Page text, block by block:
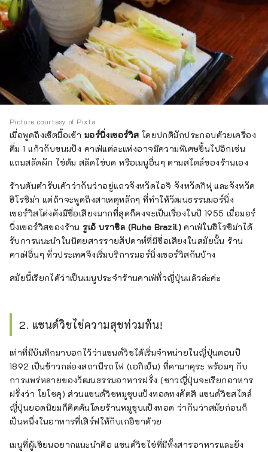
Picture courtesy of Pixta
เมื่อพูดถึงเซ็ตมื้อเช้า มอร์นิ่งเซอร์วิส โดยปกติมักประกอบด้วยเครื่อง
ดื่ม 1 แก้วกับขนมปัง คาเฟ่แต่ละแห่งอาจมีความพิเศษขึ้นไปอีกเช่น
แถมสลัดผัก ไข่ต้ม สลัดไข่บด หรือเมนูอื่นๆ ตามสไตล์ของร้านเอง
ร้านต้นตำรับเค้าว่ากันว่าอยู่แถวจังหวัดไอจิ จังหวัดกิฟุ และจังหวัด
ฮิโรชิม่า แต่ถ้าจะพูดถึงสาเหตุหลักๆ ที่ทำให้วัฒนธรรมมอร์นิ่ง
เซอร์วิสโด่งดังมีชื่อเสียงมากที่สุดก็คงจะเป็นเรื่องในปี 1955 เมื่อมอร์
นิ่งเซอร์วิสของร้าน รูเอ้ บราซิล (Ruhe Brazil)คาเฟ่ในฮิโรชิม่าได้
รับการแนะนำในนิตยสารรายสัปดาห์ที่มีชื่อเสียงในสมัยนั้น ร้าน
คาเฟ่อื่นๆ ทั่วประเทศจึงเริ่มบริการมอร์นิ่งเซอร์วิสกันบ้าง
สมัยนี้เรียกได้ว่าเป็นเมนูประจำร้านคาเฟ่ทั่วญี่ปุ่นแล้วล่ะค่ะ
2. แซนด์วิชไข่ความสุขท่วมท้น!
เท่าที่มีบันทึกมาบอกไว้ว่าแซนด์วิชได้เริ่มจำหน่ายในญี่ปุ่นตอนปี
1892 เป็นข้าวกล่องสถานีรถไฟ (เอกิเบ็น) ที่คามาคุระ พร้อมๆ กับ
การแพร่หลายของวัฒนธรรมอาหารฝรั่ง (ชาวญี่ปุ่นจะเรียกอาหาร
ฝรั่งว่า โยโชคุ) ส่วนแซนด์วิชหมูชุบแป้งทอดทงคัตสึ แซนด์วิชสไตล์
ญี่ปุ่นยอดนิยมก็คิดค้นโดยร้านหมูชุบแป้งทอด ว่ากันว่าสมัยก่อนก็
เป็นหนึ่งในอาหารที่เสิร์ฟให้กับเกอิชาด้วย
เมนูที่ผู้เขียนอยากแนะนำคือ แซนด์วิชไข่ที่มีทั้งสารอาหารและยัง